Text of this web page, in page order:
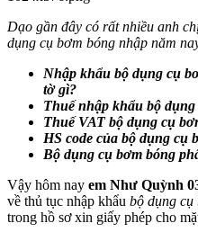
Dạo gần đây có rất nhiều anh
dụng cụ bơm bóng nhập năm
Nhập khẩu bộ dụng cụ
tờ gì?
Thuế nhập khẩu bộ
Thuế VATbộ dụng cụ
HS code của bộ dụng cụ
Bộ dụng cụ bơm bóng
Vậy hôm nay em Như Quỳnh
về thủ tục nhập khẩu bộ dụng cụ
trong hồ sơ xin giấy phép cho